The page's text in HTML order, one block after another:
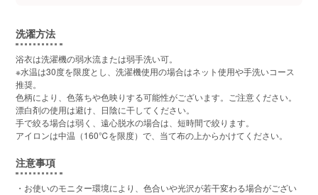
洗濯方法
浴衣は洗濯機の弱水流または弱手洗い可。
※水温は30度を限度とし、洗濯機使用の場合はネット使用や手洗いコース
推奨。
色柄により、色落ちや色映りする可能性がございます。ご注意ください。
漂白剤の使用は避け、日陰に干してください。
手で絞る場合は弱く、遠心脱水の場合は、短時間で絞ります。
アイロンは中温（160℃を限度）で、当て布の上からかけてください。
注意事項
・お使いのモニター環境により、色合いや光沢が若干変わる場合がござい